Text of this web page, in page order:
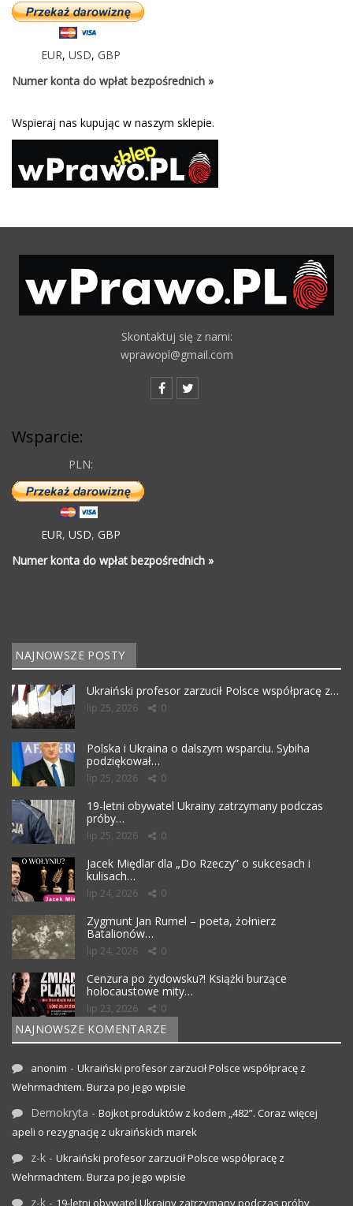
EUR, USD, GBP
Numer konta do wpłat bezpośrednich »
Wspieraj nas kupując w naszym sklepie.
Skontaktuj się z nami:
wprawopl@gmail.com
Wsparcie:
PLN:
EUR, USD, GBP
Numer konta do wpłat bezpośrednich »
NAJNOWSZE POSTY
Ukraiński profesor zarzucił Polsce współpracę z…
lip 25, 2026 0
Polska i Ukraina o dalszym wsparciu. Sybiha
podziękował…
lip 25, 2026 0
19-letni obywatel Ukrainy zatrzymany podczas
próby…
lip 25, 2026 0
Jacek Międlar dla „Do Rzeczy” o sukcesach i
kulisach…
lip 24, 2026 0
Zygmunt Jan Rumel – poeta, żołnierz
Batalionów…
lip 24, 2026 0
Cenzura po żydowsku?! Książki burzące
holocaustowe mity…
lip 23, 2026 0
NAJNOWSZE KOMENTARZE
anonim - Ukraiński profesor zarzucił Polsce współpracę z
Wehrmachtem. Burza po jego wpisie
Demokryta - Bojkot produktów z kodem „482”. Coraz więcej
apeli o rezygnację z ukraińskich marek
z-k - Ukraiński profesor zarzucił Polsce współpracę z
Wehrmachtem. Burza po jego wpisie
z-k - 19-letni obywatel Ukrainy zatrzymany podczas próby